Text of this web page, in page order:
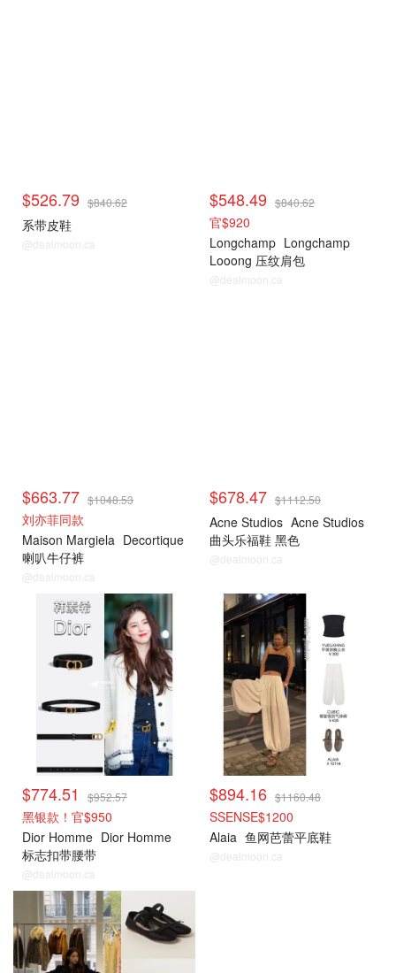
$526.79 $840.62
系带皮鞋
@dealmoon.ca
$548.49 $840.62
官$920
Longchamp Longchamp
Looong 压纹肩包
@dealmoon.ca
$663.77 $1048.53
刘亦菲同款
Maison Margiela Decortique
喇叭牛仔裤
@dealmoon.ca
$678.47 $1112.50
Acne Studios Acne Studios
曲头乐福鞋 黑色
@dealmoon.ca
$774.51 $952.57
黑银款！官$950
Dior Homme Dior Homme
标志扣带腰带
@dealmoon.ca
$894.16 $1160.48
SSENSE$1200
Alaia 鱼网芭蕾平底鞋
@dealmoon.ca